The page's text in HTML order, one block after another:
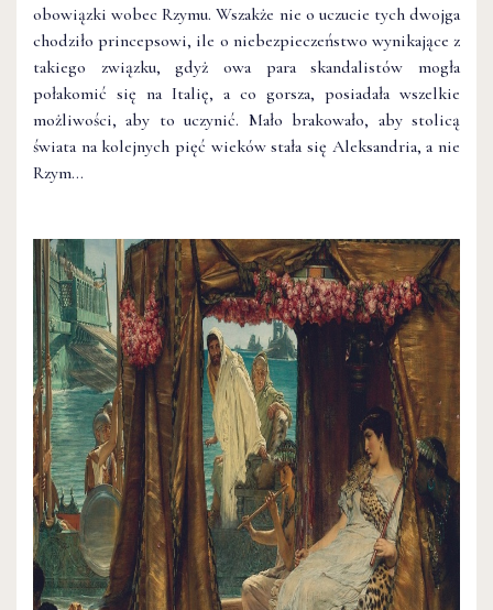
obowiązki wobec Rzymu. Wszakże nie o uczucie tych dwojga
chodziło princepsowi, ile o niebezpieczeństwo wynikające z
takiego związku, gdyż owa para skandalistów mogła
połakomić się na Italię, a co gorsza, posiadała wszelkie
możliwości, aby to uczynić. Mało brakowało, aby stolicą
świata na kolejnych pięć wieków stała się Aleksandria, a nie
Rzym…